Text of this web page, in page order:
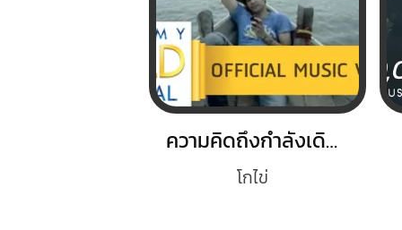
ความคิดถึงกำลังเดินทาง
โกไข่